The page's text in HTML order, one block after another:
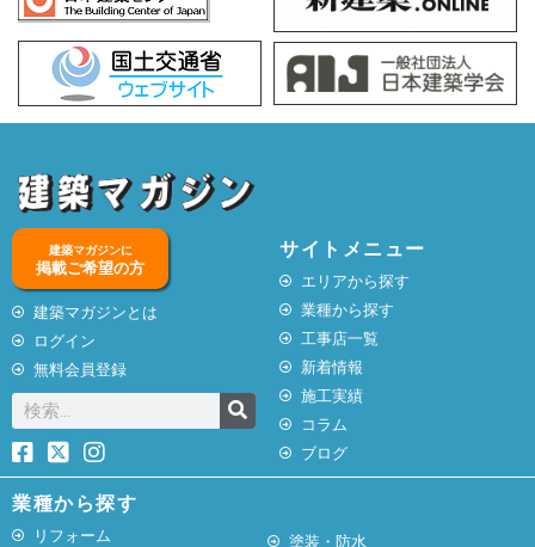
建築マガジンに
掲載ご希望の方
建築マガジンとは
ログイン
無料会員登録
サイトメニュー
エリアから探す
業種から探す
工事店一覧
新着情報
施工実績
コラム
ブログ
業種から探す
リフォーム 塗装・防水